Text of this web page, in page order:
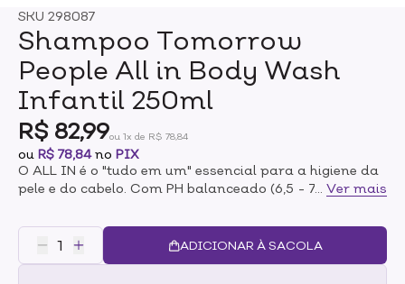
SKU 298087
Shampoo Tomorrow
People All in Body Wash
Infantil 250ml
R$ 82,99ou 1x de R$ 78,84
ou R$ 78,84no PIX
O ALL IN é o "tudo em um" essencial para a higiene da
pele e do cabelo. Com PH balanceado (6,5 - 7,5) e
mesmo tudo o que as #tomorrowmoms precisam: um
produto multifuncional, seguro e eficaz!Limpa e
purifica suavemente o couro cabeludo, os fios e a pele.
Ver mais
ADICIONAR À SACOLA